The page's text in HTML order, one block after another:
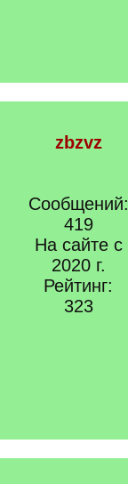
zbzvz
Сообщений:
419
На сайте с
2020 г.
Рейтинг:
323